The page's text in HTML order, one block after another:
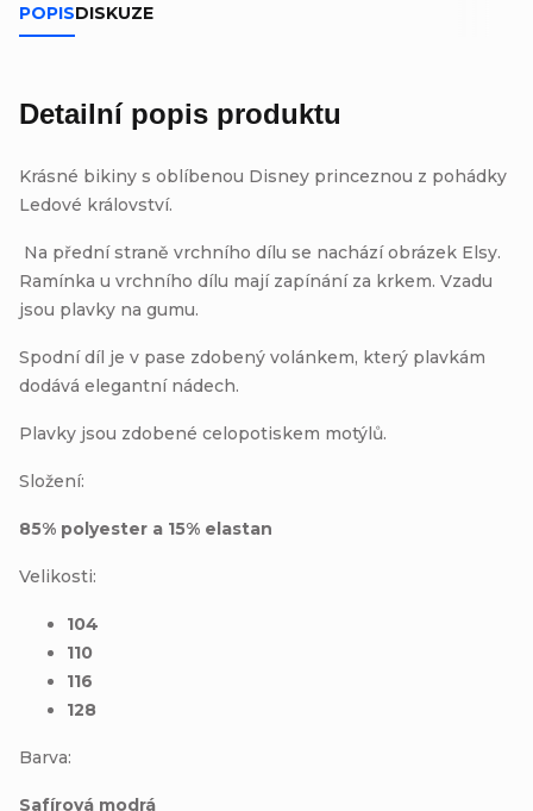
POPISDISKUZE
Detailní popis produktu
Krásné bikiny s oblíbenou Disney princeznou z pohádky
Ledové království.
Na přední straně vrchního dílu se nachází obrázek Elsy.
Ramínka u vrchního dílu mají zapínání za krkem. Vzadu
jsou plavky na gumu.
Spodní díl je v pase zdobený volánkem, který plavkám
dodává elegantní nádech.
Plavky jsou zdobené celopotiskem motýlů.
Složení:
85% polyester a 15% elastan
Velikosti:
104
110
116
128
Barva:
Safírová modrá